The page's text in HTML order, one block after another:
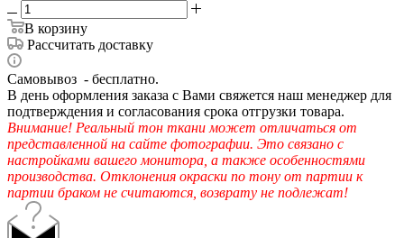
В корзину
Рассчитать доставку
Самовывоз - бесплатно.
В день оформления заказа с Вами свяжется наш менеджер для
подтверждения и согласования срока отгрузки товара.
Внимание! Реальный тон ткани может отличаться от
представленной на сайте фотографии. Это связано с
настройками вашего монитора, а также особенностями
производства. Отклонения окраски по тону от партии к
партии браком не считаются, возврату не подлежат!